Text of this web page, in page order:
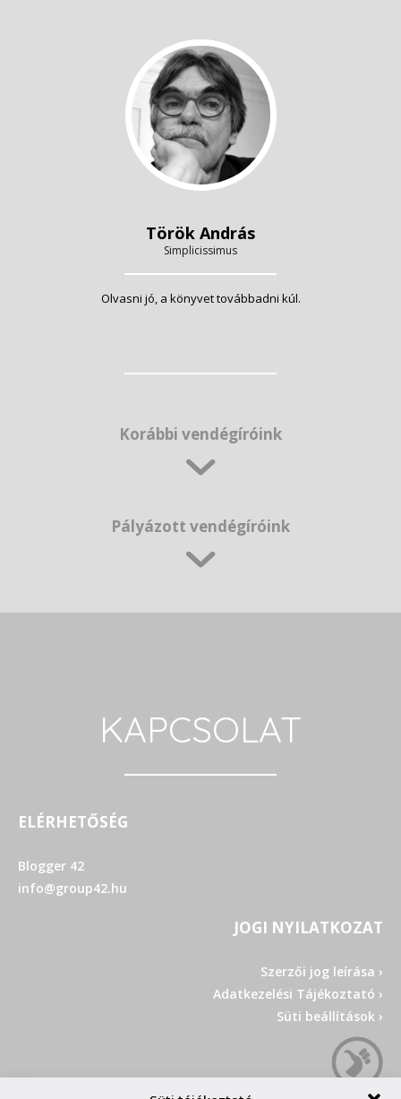
Török András
Simplicissimus
Olvasni jó, a könyvet továbbadni kúl.
Korábbi vendégíróink
Pályázott vendégíróink
KAPCSOLAT
ELÉRHETŐSÉG
Blogger 42
info@group42.hu
JOGI NYILATKOZAT
Szerzői jog leírása ›
Adatkezelési Tájékoztató ›
Süti beállítások ›